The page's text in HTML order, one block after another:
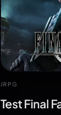
JRPG
Test Final